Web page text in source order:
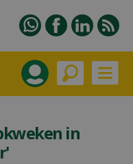
in